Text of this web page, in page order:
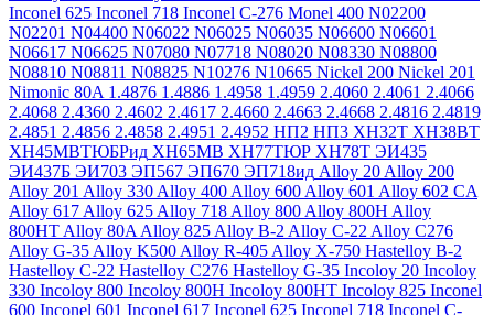
Inconel 625 Inconel 718 Inconel C-276 Monel 400 N02200
N02201 N04400 N06022 N06025 N06035 N06600 N06601
N06617 N06625 N07080 N07718 N08020 N08330 N08800
N08810 N08811 N08825 N10276 N10665 Nickel 200 Nickel 201
Nimonic 80A 1.4876 1.4886 1.4958 1.4959 2.4060 2.4061 2.4066
2.4068 2.4360 2.4602 2.4617 2.4660 2.4663 2.4668 2.4816 2.4819
2.4851 2.4856 2.4858 2.4951 2.4952 НП2 НП3 ХН32Т ХН38ВТ
ХН45МВТЮБРид ХН65МВ ХН77ТЮР ХН78Т ЭИ435
ЭИ437Б ЭИ703 ЭП567 ЭП670 ЭП718ид Alloy 20 Alloy 200
Alloy 201 Alloy 330 Alloy 400 Alloy 600 Alloy 601 Alloy 602 CA
Alloy 617 Alloy 625 Alloy 718 Alloy 800 Alloy 800H Alloy
800HT Alloy 80A Alloy 825 Alloy B-2 Alloy C-22 Alloy C276
Alloy G-35 Alloy K500 Alloy R-405 Alloy X-750 Hastelloy B-2
Hastelloy C-22 Hastelloy C276 Hastelloy G-35 Incoloy 20 Incoloy
330 Incoloy 800 Incoloy 800H Incoloy 800HT Incoloy 825 Inconel
600 Inconel 601 Inconel 617 Inconel 625 Inconel 718 Inconel C-